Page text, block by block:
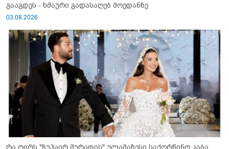
გააგდეს - ხმაური გადასაღებ მოედანზე
03.08.2026